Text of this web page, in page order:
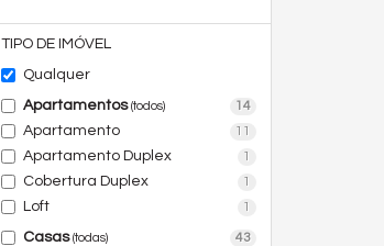
TIPO DE IMÓVEL
Qualquer
Apartamentos(todos) 14
Apartamento 11
Apartamento Duplex 1
Cobertura Duplex 1
Loft 1
Casas(todas) 43